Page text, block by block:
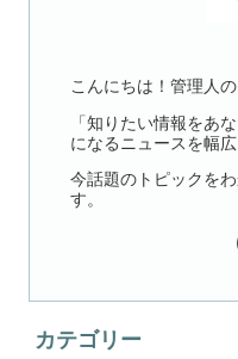
こんにちは！管理人の
「知りたい情報をあ
になるニュースを幅
今話題のトピックを
す。
カテゴリー